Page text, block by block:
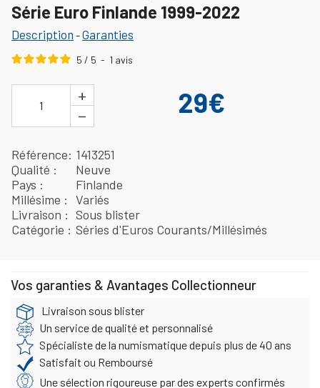
Série Euro Finlande 1999-2022
Description -Garanties
5 / 5 - 1 avis
1
+
−
29€
Référence 1413251
Qualité
Neuve
Pays
Finlande
Millésime
Variés
Livraison
Sous blister
Catégorie
Séries d'Euros Courants/Millésimés
Vos garanties & Avantages Collectionneur
Livraison sous blister
Un service de qualité et personnalisé
Spécialiste de la numismatique depuis plus de 40 ans
Satisfait ou Remboursé
Une sélection rigoureuse par des experts confirmés